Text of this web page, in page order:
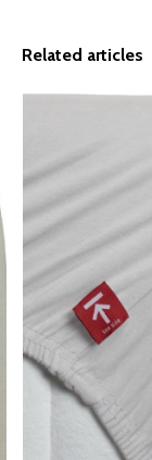
Related articles